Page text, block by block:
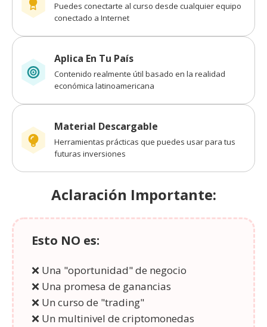
Puedes conectarte al curso desde cualquier equipo
conectado a Internet
Aplica En Tu País
Contenido realmente útil basado en la realidad
económica latinoamericana
Material Descargable
Herramientas prácticas que puedes usar para tus
futuras inversiones
Aclaración Importante:
Esto NO es:
❌ Una "oportunidad" de negocio
❌ Una promesa de ganancias
❌ Un curso de "trading"
❌ Un multinivel de criptomonedas